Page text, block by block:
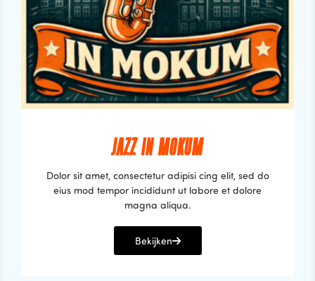
JAZZ IN MOKUM
Dolor sit amet, consectetur adipisi cing elit, sed do
eius mod tempor incididunt ut labore et dolore
magna aliqua.
Bekijken